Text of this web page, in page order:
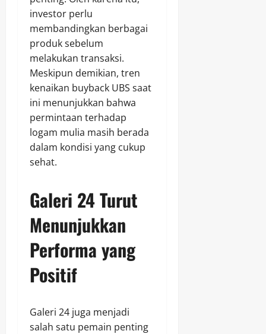
investor perlu
membandingkan berbagai
produk sebelum
melakukan transaksi.
Meskipun demikian, tren
kenaikan buyback UBS saat
ini menunjukkan bahwa
permintaan terhadap
logam mulia masih berada
dalam kondisi yang cukup
sehat.
Galeri 24 Turut
Menunjukkan
Performa yang
Positif
Galeri 24 juga menjadi
salah satu pemain penting